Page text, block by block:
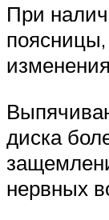
При
диска
нервных